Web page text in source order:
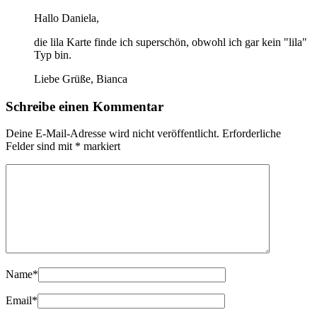
Hallo Daniela,
die lila Karte finde ich superschön, obwohl ich gar kein "lila"
Typ bin.
Liebe Grüße, Bianca
Schreibe einen Kommentar
Deine E-Mail-Adresse wird nicht veröffentlicht. Erforderliche
Felder sind mit * markiert
Name*
Email*